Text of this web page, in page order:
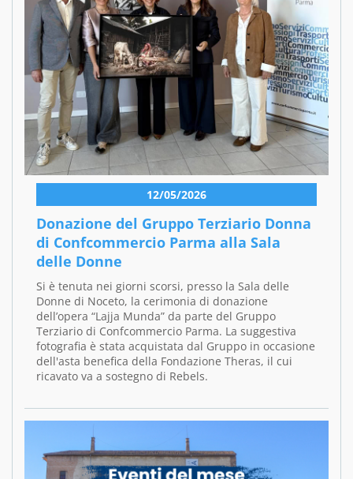
12/05/2026
Donazione del Gruppo Terziario Donna
di Confcommercio Parma alla Sala
delle Donne
Si è tenuta nei giorni scorsi, presso la Sala delle
Donne di Noceto, la cerimonia di donazione
dell’opera “Lajja Munda” da parte del Gruppo
Terziario di Confcommercio Parma. La suggestiva
fotografia è stata acquistata dal Gruppo in occasione
dell'asta benefica della Fondazione Theras, il cui
ricavato va a sostegno di Rebels.